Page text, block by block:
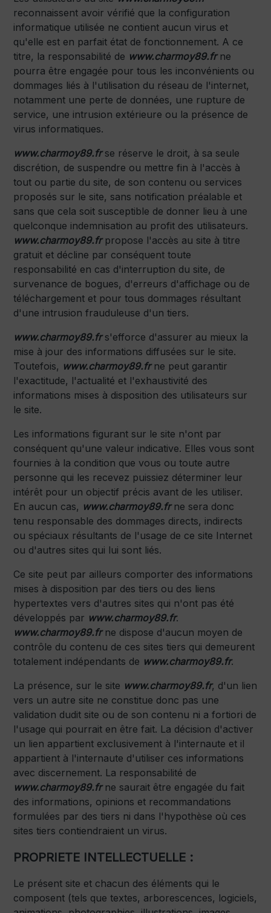
reconnaissent avoir vérifié que la configuration
informatique utilisée ne contient aucun virus et
qu'elle est en parfait état de fonctionnement. A ce
titre, la responsabilité de www.charmoy89.frne
pourra être engagée pour tous les inconvénients ou
dommages liés à l'utilisation du réseau de l'internet,
notamment une perte de données, une rupture de
service, une intrusion extérieure ou la présence de
virus informatiques.
www.charmoy89.frse réserve le droit, à sa seule
discrétion, de suspendre ou mettre fin à l'accès à
tout ou partie du site, de son contenu ou services
proposés sur le site, sans notification préalable et
sans que cela soit susceptible de donner lieu à une
quelconque indemnisation au profit des utilisateurs.
www.charmoy89.frpropose l'accès au site à titre
gratuit et décline par conséquent toute
responsabilité en cas d'interruption du site, de
survenance de bogues, d'erreurs d'affichage ou de
téléchargement et pour tous dommages résultant
d'une intrusion frauduleuse d'un tiers.
www.charmoy89.frs'efforce d'assurer au mieux la
mise à jour des informations diffusées sur le site.
Toutefois, www.charmoy89.frne peut garantir
l'exactitude, l'actualité et l'exhaustivité des
informations mises à disposition des utilisateurs sur
le site.
Les informations figurant sur le site n'ont par
conséquent qu'une valeur indicative. Elles vous sont
fournies à la condition que vous ou toute autre
personne qui les recevez puissiez déterminer leur
intérêt pour un objectif précis avant de les utiliser.
En aucun cas, www.charmoy89.frne sera donc
tenu responsable des dommages directs, indirects
ou spéciaux résultants de l'usage de ce site Internet
ou d'autres sites qui lui sont liés.
Ce site peut par ailleurs comporter des informations
mises à disposition par des tiers ou des liens
hypertextes vers d'autres sites qui n'ont pas été
développés par www.charmoy89.fr.
www.charmoy89.frne dispose d'aucun moyen de
contrôle du contenu de ces sites tiers qui demeurent
totalement indépendants de www.charmoy89.fr.
La présence, sur le site www.charmoy89.fr, d'un lien
vers un autre site ne constitue donc pas une
validation dudit site ou de son contenu ni a fortiori de
l'usage qui pourrait en être fait. La décision d'activer
un lien appartient exclusivement à l'internaute et il
appartient à l'internaute d'utiliser ces informations
avec discernement. La responsabilité de
www.charmoy89.frne saurait être engagée du fait
des informations, opinions et recommandations
formulées par des tiers ni dans l'hypothèse où ces
sites tiers contiendraient un virus.
PROPRIETE INTELLECTUELLE :
Le présent site et chacun des éléments qui le
composent (tels que textes, arborescences, logiciels,